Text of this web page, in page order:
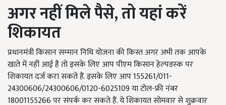
अगर नहीं मिले पैसे, तो यहां करें
शिकायत
प्रधानमंत्री किसान सम्‍मान निधि योजना की किस्त अगर अभी तक आपके
खाते में नहीं आई है तो इसके लिए आप पीएम किसान हेल्‍पडस्‍क पर
शिकायत दर्ज करा सकते हैं. इसके लिए आप 155261/011-
24300606/24300606/0120-6025109 या टोल-फ्री नंबर
18001155266 पर संपर्क कर सकते हैं. ये शिकायत सोमवार से शुक्रवार